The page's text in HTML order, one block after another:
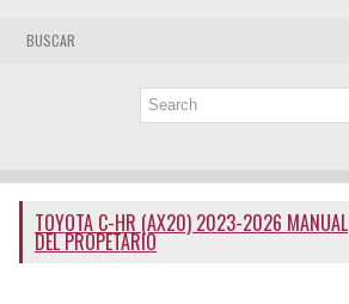
BUSCAR
TOYOTA C-HR (AX20) 2023-2026 MANUAL
DEL PROPETARIO